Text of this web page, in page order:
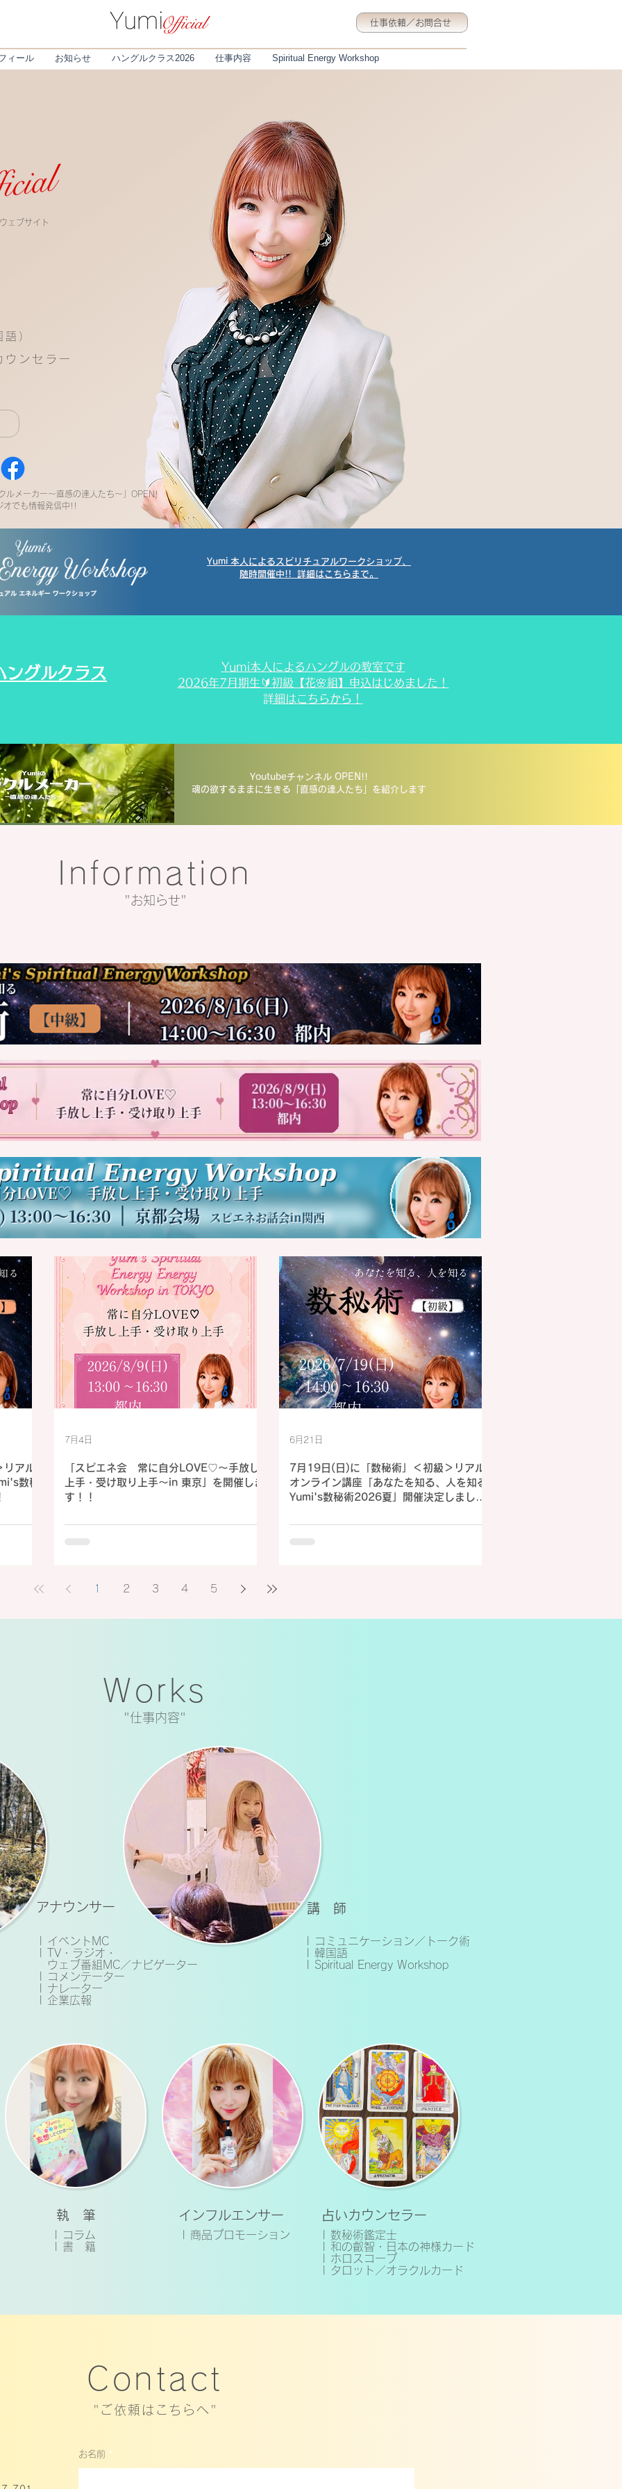
仕事依頼／お問合せ
ィール お知らせ ハングルクラス2026 仕事内容 Spiritual Energy Workshop
）
ウンセラー
ェブサイト
ルメーカー〜直感の達人たち〜」OPEN!
オでも情報発信中!!
Yumi 本人によるスピリチュアルワークショップ、
随時開催中!! 詳細はこちらまで。
グルクラス
Yumi本人によるハングルの教室です
2026年7月期生🔰初級【花🌸組】申込はじめました！
​詳細はこちらから！
Youtubeチャンネル OPEN!!
魂の欲するままに生きる「直感の達人たち」を紹介します
Information
​"お知らせ"
アル
数秘
「スピエネ会 常に自分LOVE♡〜手放し
上手・受け取り上手〜in 東京」を開催しま
す！！
7月4日
7月19日(日)に「数秘術」＜初級＞リアル/
オンライン講座「あなたを知る、人を知る
Yumi's数秘術2026夏」開催決定しまし
6月21日
1 2 3 4 5
Works
​"仕事内容"
アナウンサー
| イベントMC
| TV・ラジオ・
ウェブ番組MC／ナビゲーター
| コメンテーター
| ナレーター
| 企業広報
講 師
コミュニケーション／トーク術
| 韓国語
| Spiritual Energy Workshop
執 筆
| コラム
| 書 籍
インフルエンサー
| 商品プロモーション
占いカウンセラー
数秘術鑑定士
| 和の叡智・日本の神様カード
| ホロスコープ
| タロット／オラクルカード
Contact
"ご依頼はこちらへ"
お名前